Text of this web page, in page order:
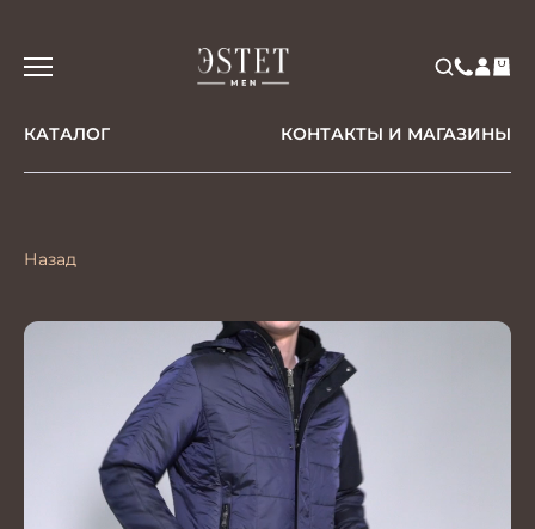
КАТАЛОГ КОНТАКТЫ И МАГАЗИНЫ
Назад